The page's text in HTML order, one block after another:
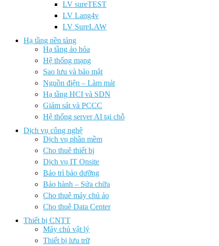
LV sureTEST
LV Lang4v
LV SureLAW
Hạ tầng nền tảng
Hạ tầng ảo hóa
Hệ thống mạng
Sao lưu và bảo mật
Nguồn điện – Làm mát
Hạ tầng HCI và SDN
Giám sát và PCCC
Hệ thống server AI tại chỗ
Dịch vụ công nghệ
Dịch vụ phần mềm
Cho thuê thiết bị
Dịch vụ IT Onsite
Bảo trì bảo dưỡng
Bảo hành – Sửa chữa
Cho thuê máy chủ ảo
Cho thuê Data Center
Thiết bị CNTT
Máy chủ vật lý
Thiết bị lưu trữ